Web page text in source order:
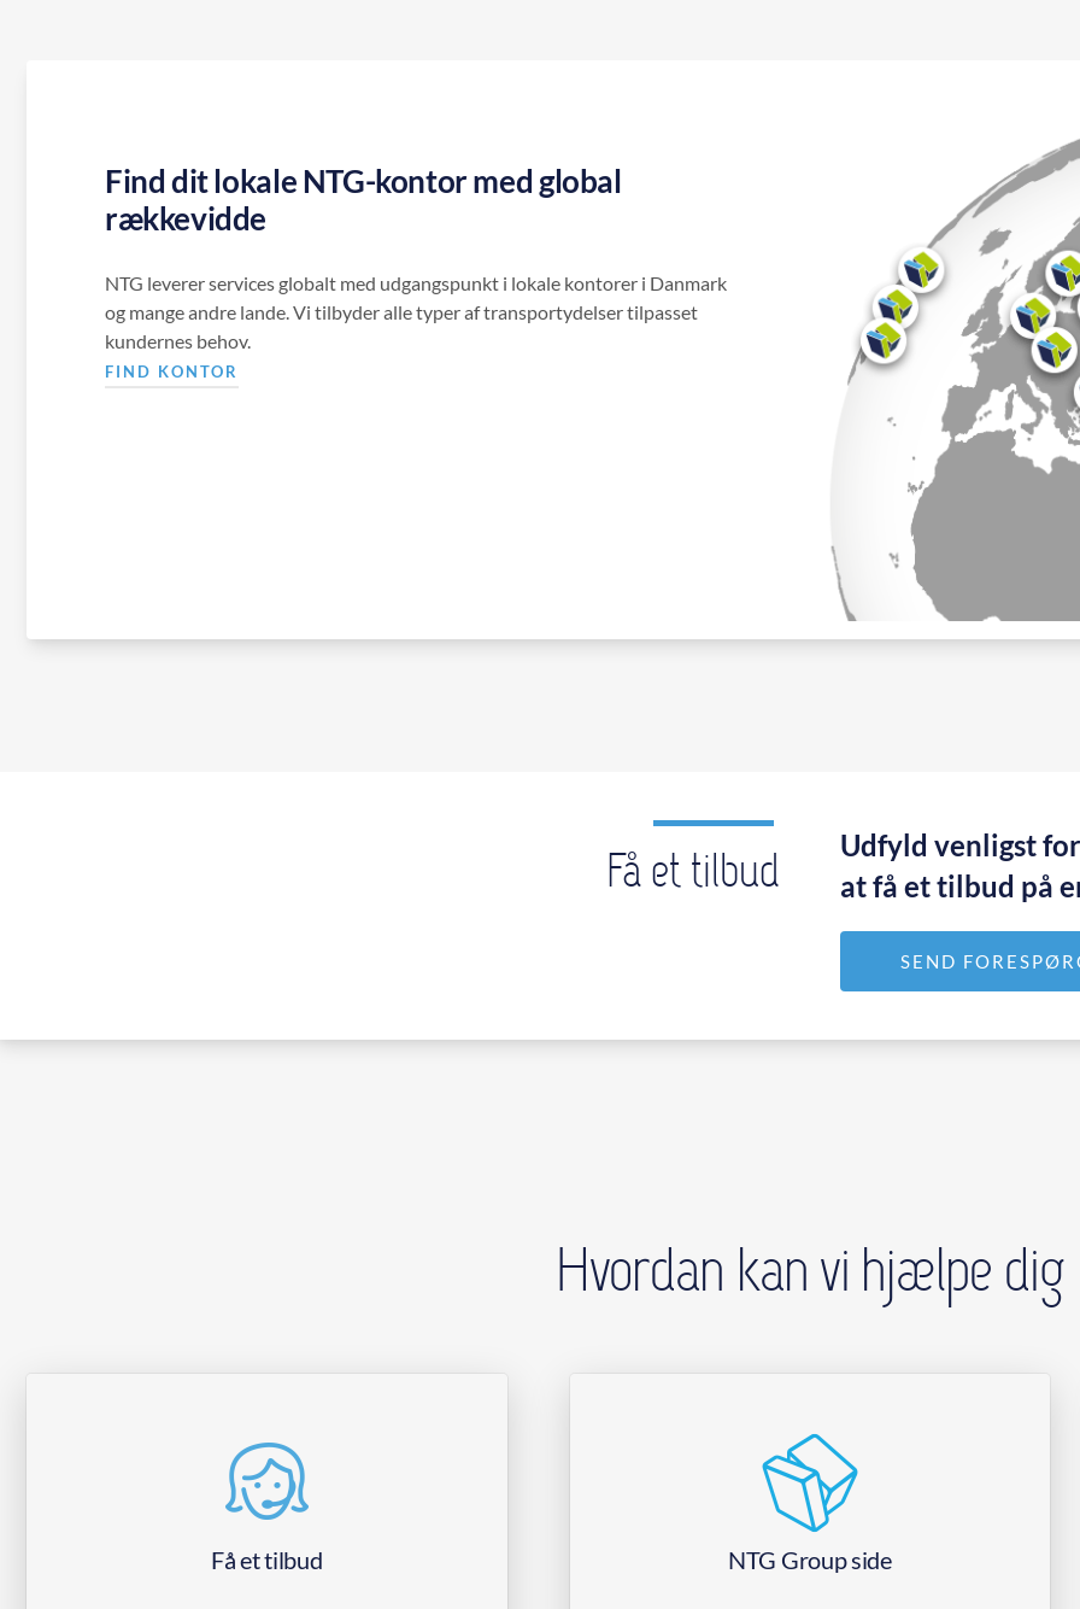
Find dit lokale NTG-kontor med global
rækkevidde
NTG leverer services globalt med udgangspunkt i lokale kontorer i Danmark
og mange andre lande. Vi tilbyder alle typer af transportydelser tilpasset
kundernes behov.
FIND KONTOR
Få et tilbud
Udfyld venligst
at få et tilbud på
SEND
Hvordan kan vi hjælpe dig
Få et tilbud NTG Group side